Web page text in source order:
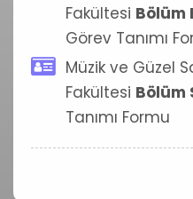
Fakültesi Bölüm
Görev Tanımı
Müzik ve Güzel
Fakültesi Bölüm
Tanımı Formu